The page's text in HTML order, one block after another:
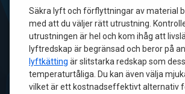
Säkra lyft och förflyttningar av material
med att du väljer rätt utrustning.
utrustningen är hel och kom ihåg att
lyftredskap är begränsad och beror på
lyftkätting är slitstarka redskap som
temperaturtåliga. Du kan även välja
vilket är ett kostnadseffektivt alternativ